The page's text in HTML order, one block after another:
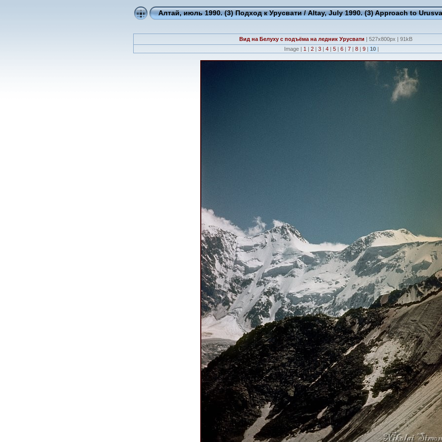
Алтай, июль 1990. (3) Подход к Урусвати / Altay, July 1990. (3) Approach to
Вид на Белуху с подъёма на ледник Урусвати | 527x800px | 91kB
Image | 1 | 2 | 3 | 4 | 5 | 6 | 7 | 8 | 9 | 10 |